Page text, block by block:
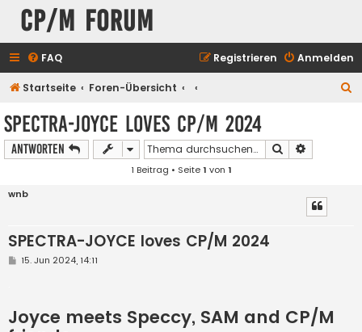
CP/M Forum
FAQ Anmelden
Registrieren
Startseite Foren-Übersicht
SPECTRA-JOYCE loves CP/M 2024
Antworten Suche
1 Beitrag • Seite1 von 1
wnb
SPECTRA-JOYCE loves CP/M 2024
B
a
g
15. Jun 2024, 14:11
Joyce meets Speccy, SAM and CP/M